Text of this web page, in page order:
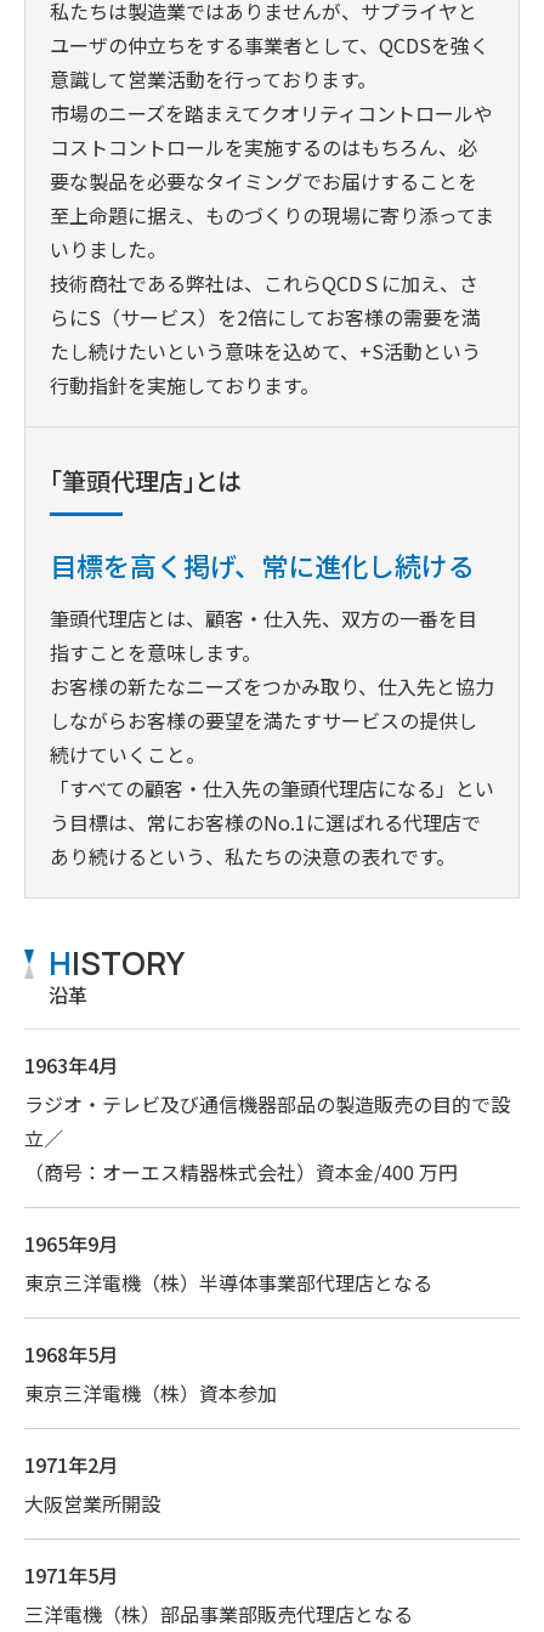
私たちは製造業ではありませんが、サプライヤと
ユーザの仲立ちをする事業者として、QCDSを強く
意識して営業活動を行っております。
市場のニーズを踏まえてクオリティコントロールや
コストコントロールを実施するのはもちろん、必
要な製品を必要なタイミングでお届けすることを
至上命題に据え、ものづくりの現場に寄り添ってま
いりました。
技術商社である弊社は、これらQCDＳに加え、さ
らにS（サービス）を2倍にしてお客様の需要を満
たし続けたいという意味を込めて、+S活動という
行動指針を実施しております。
「筆頭代理店」とは
目標を高く掲げ、常に進化し続ける
筆頭代理店とは、顧客・仕入先、双方の一番を目
指すことを意味します。
お客様の新たなニーズをつかみ取り、仕入先と協力
しながらお客様の要望を満たすサービスの提供し
続けていくこと。
「すべての顧客・仕入先の筆頭代理店になる」とい
う目標は、常にお客様のNo.1に選ばれる代理店で
あり続けるという、私たちの決意の表れです。
HISTORY
沿革
1963年4月
ラジオ・テレビ及び通信機器部品の製造販売の目的で設
立／
（商号：オーエス精器株式会社）資本金/400 万円
1965年9月
東京三洋電機（株）半導体事業部代理店となる
1968年5月
東京三洋電機（株）資本参加
1971年2月
大阪営業所開設
1971年5月
三洋電機（株）部品事業部販売代理店となる